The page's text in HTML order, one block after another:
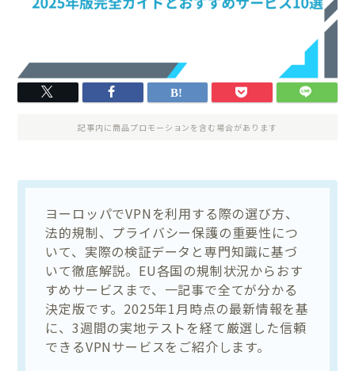
記事内に商品プロモーションを含む場合があります
ヨーロッパでVPNを利用する際の選び方、
法的規制、プライバシー保護の重要性につ
いて、実際の検証データと専門知識に基づ
いて徹底解説。EU各国の規制状況からおす
すめサービスまで、一記事で全てが分かる
決定版です。2025年1月時点の最新情報を基
に、3週間の実地テストを経て厳選した信頼
できるVPNサービスをご紹介します。